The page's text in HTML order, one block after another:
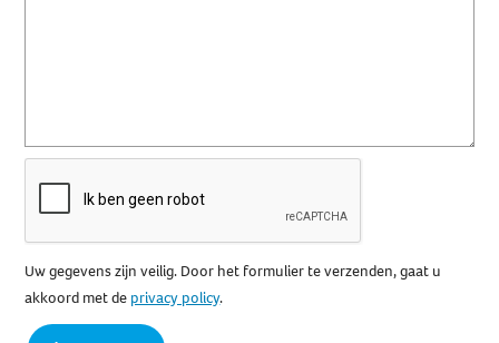
Uw gegevens zijn veilig. Door het formulier te verzenden, gaat u
akkoord met de privacy policy.